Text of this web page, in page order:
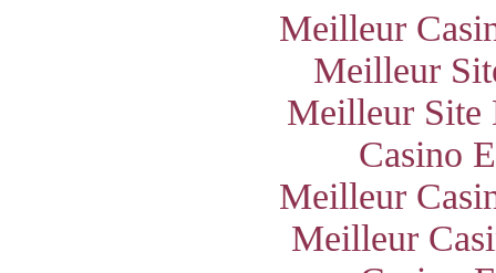
Meilleur
Meilleur
Meilleur Site
Casino
Meilleur
Meilleur